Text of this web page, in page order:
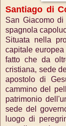
Santiago di
San Giacomo
spagnola
Situata nella
capitale
fatto che da
cristiana, sede
apostolo di
cammino del
patrimonio
sede del
luogo di